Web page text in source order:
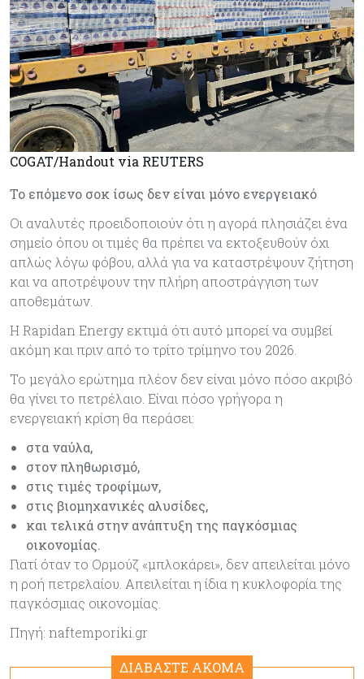
COGAT/Handout via REUTERS
Το επόμενο σοκ ίσως δεν είναι μόνο ενεργειακό
Οι αναλυτές προειδοποιούν ότι η αγορά πλησιάζει ένα
σημείο όπου οι τιμές θα πρέπει να εκτοξευθούν όχι
απλώς λόγω φόβου, αλλά για να καταστρέψουν ζήτηση
και να αποτρέψουν την πλήρη αποστράγγιση των
αποθεμάτων.
Η Rapidan Energy εκτιμά ότι αυτό μπορεί να συμβεί
ακόμη και πριν από το τρίτο τρίμηνο του 2026.
Το μεγάλο ερώτημα πλέον δεν είναι μόνο πόσο ακριβό
θα γίνει το πετρέλαιο. Είναι πόσο γρήγορα η
ενεργειακή κρίση θα περάσει:
στα ναύλα,
στον πληθωρισμό,
στις τιμές τροφίμων,
στις βιομηχανικές αλυσίδες,
και τελικά στην ανάπτυξη της παγκόσμιας
οικονομίας.
Γιατί όταν το Ορμούζ «μπλοκάρει», δεν απειλείται μόνο
η ροή πετρελαίου. Απειλείται η ίδια η κυκλοφορία της
παγκόσμιας οικονομίας.
Πηγή: naftemporiki.gr
ΔΙΑΒΑΣΤΕ ΑΚΟΜΑ